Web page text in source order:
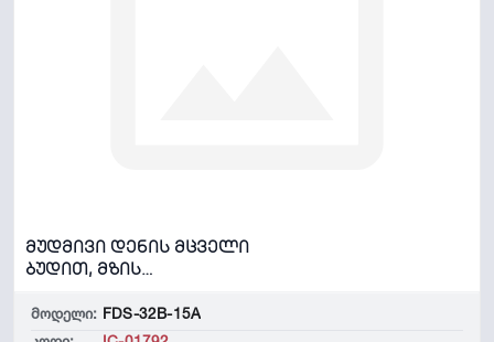
მუდმივი დენის მცველი
ბუდით, მზის
მოდელი: FDS-32B-15A